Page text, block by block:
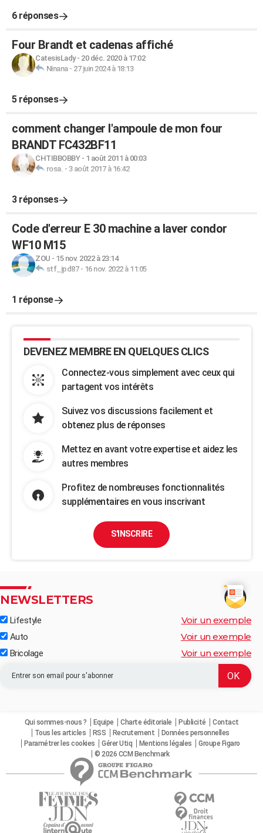
6 réponses
Four Brandt et cadenas affiché
CatesisLady- 20 déc. 2020 à 17:02
Ninana- 27 juin 2024 à 18:13
5 réponses
comment changer l'ampoule de mon four
BRANDT FC432BF11
CHTIBBOBBY- 1 août 2011 à 00:03
rosa. - 3 août 2017 à 16:42
3 réponses
Code d'erreur E 30 machine a laver condor
WF10 M15
ZOU - 15 nov. 2022 à 23:14
stf_jpd87- 16 nov. 2022 à 11:05
1 réponse
DEVENEZ MEMBRE EN QUELQUES CLICS
Connectez-vous simplement avec ceux qui
partagent vos intérêts
Suivez vos discussions facilement et
obtenez plus de réponses
Mettez en avant votre expertise et aidez les
autres membres
Profitez de nombreuses fonctionnalités
supplémentaires en vous inscrivant
S'INSCRIRE
NEWSLETTERS
Lifestyle Voir un exemple
Auto Voir un exemple
Bricolage Voir un exemple
Qui sommes-nous ? Equipe Charte éditoriale Publicité
Contact
Tous les articles
RSS Recrutement
Données personnelles
Paramétrer les cookies
Gérer Utiq Mentions légales
Groupe Figaro
© 2026 CCM Benchmark